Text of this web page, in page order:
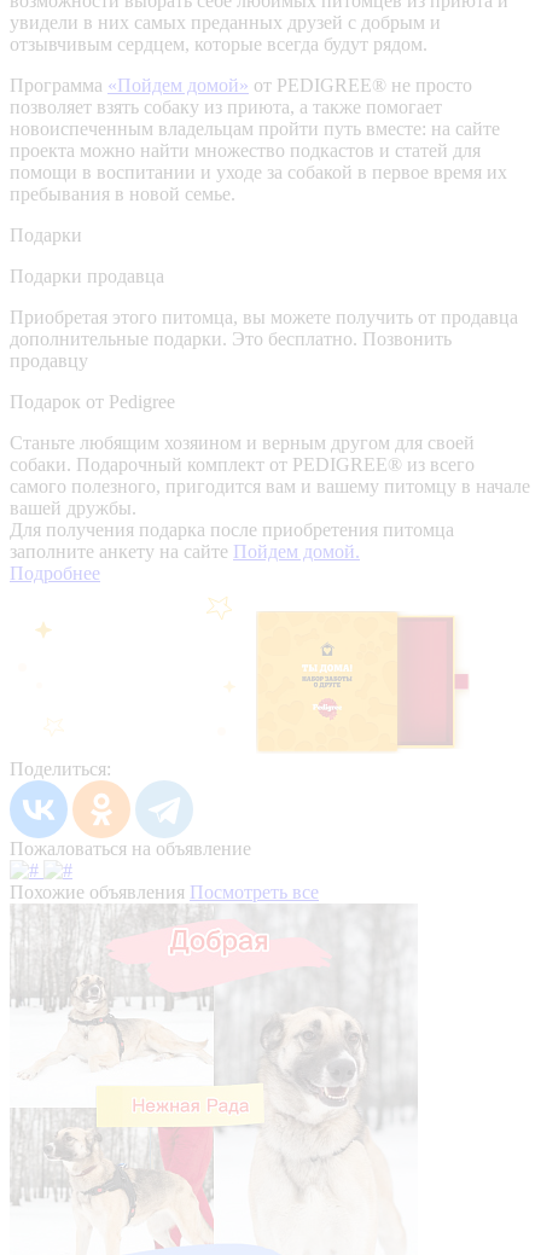
увидели в них самых преданных друзей с добрым и
отзывчивым сердцем, которые всегда будут рядом.
Программа «Пойдем домой» от PEDIGREE® не просто
позволяет взять собаку из приюта, а также помогает
новоиспеченным владельцам пройти путь вместе: на сайте
проекта можно найти множество подкастов и статей для
помощи в воспитании и уходе за собакой в первое время их
пребывания в новой семье.
Подарки
Подарки продавца
Приобретая этого питомца, вы можете получить от продавца
дополнительные подарки. Это бесплатно. Позвонить
продавцу
Подарок от Pedigree
Станьте любящим хозяином и верным другом для своей
собаки. Подарочный комплект от PEDIGREE® из всего
самого полезного, пригодится вам и вашему питомцу в начале
вашей дружбы.
Для получения подарка после приобретения питомца
заполните анкету на сайте Пойдем домой.
Подробнее
Поделиться:
Пожаловаться на объявление
Похожие объявления Посмотреть все